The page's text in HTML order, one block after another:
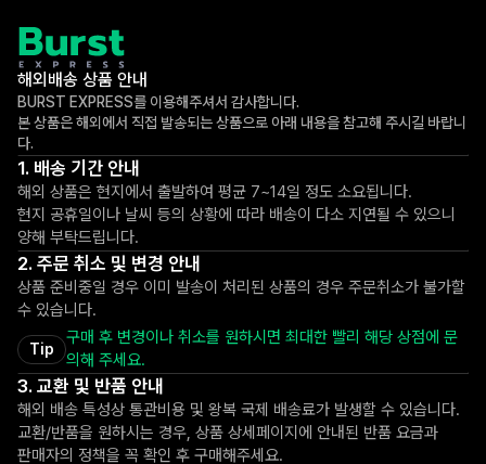
해외배송 상품 안내
BURST EXPRESS를 이용해주셔서 감사합니다.
본 상품은 해외에서 직접 발송되는 상품으로 아래 내용을 참고해 주시길 바랍니
다.
배송 기간 안내
해외 상품은 현지에서 출발하여 평균 7~14일 정도 소요됩니다.
현지 공휴일이나 날씨 등의 상황에 따라 배송이 다소 지연될 수 있으니
양해 부탁드립니다.
주문 취소 및 변경 안내
상품 준비중일 경우 이미 발송이 처리된 상품의 경우 주문취소가 불가할
수 있습니다.
Tip
구매 후 변경이나 취소를 원하시면 최대한 빨리 해당 상점에 문
의해 주세요.
교환 및 반품 안내
해외 배송 특성상 통관비용 및 왕복 국제 배송료가 발생할 수 있습니다.
교환/반품을 원하시는 경우, 상품 상세페이지에 안내된 반품 요금과
판매자의 정책을 꼭 확인 후 구매해주세요.